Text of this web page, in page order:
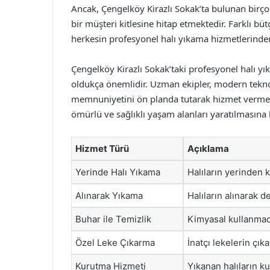
Ancak, Çengelköy Kirazlı Sokak’ta bulunan
bir müşteri kitlesine hitap etmektedir. Farklı
herkesin profesyonel halı yıkama
Çengelköy Kirazlı Sokak’taki profesyonel halı
oldukça önemlidir. Uzman ekipler, modern
memnuniyetini ön planda tutarak hizmet
ömürlü ve sağlıklı yaşam alanları
Hizmet Türü Açıklama
Yerinde Halı Yıkama Halıların yerinden
Alınarak Yıkama Halıların alınarak
Buhar ile Temizlik Kimyasal
Özel Leke Çıkarma İnatçı lekelerin
Kurutma Hizmeti Yıkanan halıların